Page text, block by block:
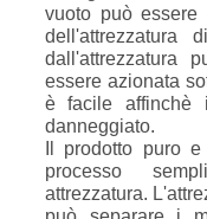
vuoto può essere
dell'attrezzatura
dall'attrezzatura
essere azionata
è facile affinchè
danneggiato.
Il prodotto puro
processo
attrezzatura.